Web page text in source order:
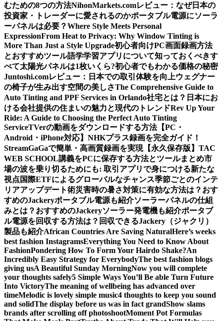
むための8つの方法NihonMarkets.comレビュー：なぜ日本の
投資家・トレーダーに愛されるのかポータブル電源にソーラ
ーパネルは必要？Where Style Meets Personal
ExpressionFrom Heat to Privacy: Why Window Tinting is
More Than Just a Style Upgrade初心者向けPC画面録画方法
とおすすめツール語学学習アプリについて知っておくべきす
べて太陽光パネルは1枚いくら?初心者でもわかる価格の秘密
Juntoshi.comレビュー：日本での取引体験を向上ウェグナー
の椅子が生み出す空間の美しさThe Comprehensive Guide to
Auto Tinting and PPF Services in Orlando社宅とは？日本にお
ける会社提供の住まいの魅力と現代のトレンドRev Up Your
Ride: A Guide to Choosing the Perfect Auto Tinting
ServiceTVerの動画をダウンロードする方法【PC・
Android・iPhone対応】 NHKプラス録画を完全ガイド！
StreamGaGaで簡単・高画質録画を実現【永久保存版】TAC
WEB SCHOOL講義をPCに保存する方法とツールまとめ市
場の波を乗り切るためにも: 取引アプリで身につける新たな
視点 国際ETFによるグローバルなチャンス季節ごとのインテ
リアアップデート術災害時の暑さ対策に有効な方法は？おす
すめのJackeryポータブル電源も紹介ソーラーパネルの仕組
みとは？おすすめのJackeryソーラー発電機も紹介ポータブ
ル電源を回収する方法は？回収できるJackery（ジャクリ）
製品も紹介African Countries Are Saving NaturalHere’s weeks
best fashion InstagramsEverything You Need to Know About
FashionPondering How To Form Your Hairdo Shake?An
Incredibly Easy Strategy for EverybodyThe best fashion blogs
giving usA Beautiful Sunday MorningNow you will complete
your thoughts safely5 Simple Ways You’ll Be able Turn Future
Into VictoryThe meaning of wellbeing has advanced over
timeMelodic is lovely simple music4 thoughts to keep you sound
and solidThe display before us was in fact grandShow slams
brands after scrolling off photoshootMoment Pot Formulas